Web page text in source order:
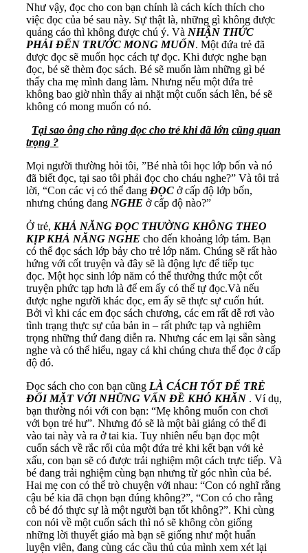
Như vậy, đọc cho con bạn chính là cách kích thích cho
việc đọc của bé sau này. Sự thật là, những gì không được
quảng cáo thì không được chú ý. Và NHẬN THỨC
PHẢI ĐẾN TRƯỚC MONG MUỐN. Một đứa trẻ đã
được đọc sẽ muốn học cách tự đọc. Khi được nghe bạn
đọc, bé sẽ thèm đọc sách. Bé sẽ muốn làm những gì bé
thấy cha mẹ mình đang làm. Nhưng nếu một đứa trẻ
không bao giờ nhìn thấy ai nhặt một cuốn sách lên, bé sẽ
không có mong muốn có nó.
Tại sao ông cho rằng đọc cho trẻ khi đã lớn cũng quan
trọng ?
Mọi người thường hỏi tôi, ”Bé nhà tôi học lớp bốn và nó
đã biết đọc, tại sao tôi phải đọc cho cháu nghe?” Và tôi trả
lời, “Con các vị có thể đang ĐỌC ở cấp độ lớp bốn,
nhưng chúng đang NGHE ở cấp độ nào?”
Ở trẻ, KHẢ NĂNG ĐỌC THƯỜNG KHÔNG THEO
KỊP KHẢ NĂNG NGHE cho đến khoảng lớp tám. Bạn
có thể đọc sách lớp bảy cho trẻ lớp năm. Chúng sẽ rất hào
hứng với cốt truyện và đây sẽ là động lực để tiếp tục
đọc. Một học sinh lớp năm có thể thưởng thức một cốt
truyện phức tạp hơn là để em ấy có thể tự đọc.Và nếu
được nghe người khác đọc, em ấy sẽ thực sự cuốn hút.
Bởi vì khi các em đọc sách chương, các em rất dễ rơi vào
tình trạng thực sự của bản in – rất phức tạp và nghiêm
trọng những thứ đang diễn ra. Nhưng các em lại sẵn sàng
nghe và có thể hiểu, ngay cả khi chúng chưa thể đọc ở cấp
độ đó.
Đọc sách cho con bạn cũng LÀ CÁCH TỐT ĐỂ TRẺ
ĐỐI MẶT VỚI NHỮNG VẤN ĐỀ KHÓ KHĂN . Ví dụ,
bạn thường nói với con bạn: “Mẹ không muốn con chơi
với bọn trẻ hư”. Nhưng đó sẽ là một bài giảng có thể đi
vào tai này và ra ở tai kia. Tuy nhiên nếu bạn đọc một
cuốn sách về rắc rối của một đứa trẻ khi kết bạn với kẻ
xấu, con bạn sẽ có được trải nghiệm một cách trực tiếp. Và
bé đang trải nghiệm cùng bạn nhưng từ góc nhìn của bé.
Hai mẹ con có thể trò chuyện với nhau: “Con có nghĩ rằng
cậu bé kia đã chọn bạn đúng không?”, “Con có cho rằng
cô bé đó thực sự là một người bạn tốt không?”. Khi cùng
con nói về một cuốn sách thì nó sẽ không còn giống
những lời thuyết giáo mà bạn sẽ giống như một huấn
luyện viên, đang cùng các cầu thủ của mình xem xét lại